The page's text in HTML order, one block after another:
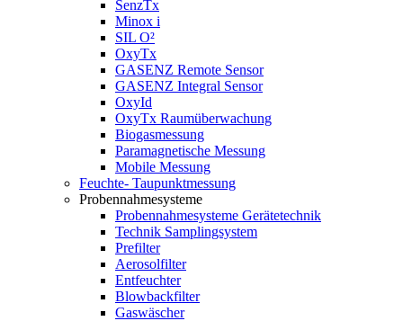
SenzTx
Minox i
SIL O²
OxyTx
GASENZ Remote Sensor
GASENZ Integral Sensor
OxyId
OxyTx Raumüberwachung
Biogasmessung
Paramagnetische Messung
Mobile Messung
Feuchte- Taupunktmessung
Probennahmesysteme
Probennahmesysteme Gerätetechnik
Technik Samplingsystem
Prefilter
Aerosolfilter
Entfeuchter
Blowbackfilter
Gaswäscher